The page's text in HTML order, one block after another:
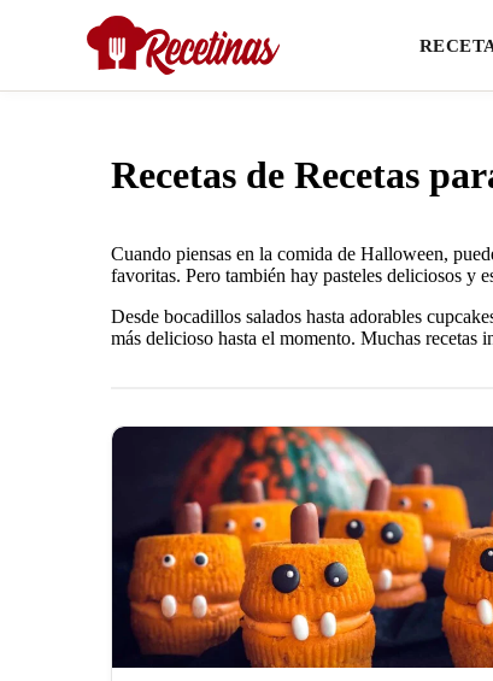
Recetas de Recetas
Cuando piensas en la comida de Halloween,
favoritas. Pero también hay pasteles deliciosos y
Desde bocadillos salados hasta adorables
más delicioso hasta el momento. Muchas recetas